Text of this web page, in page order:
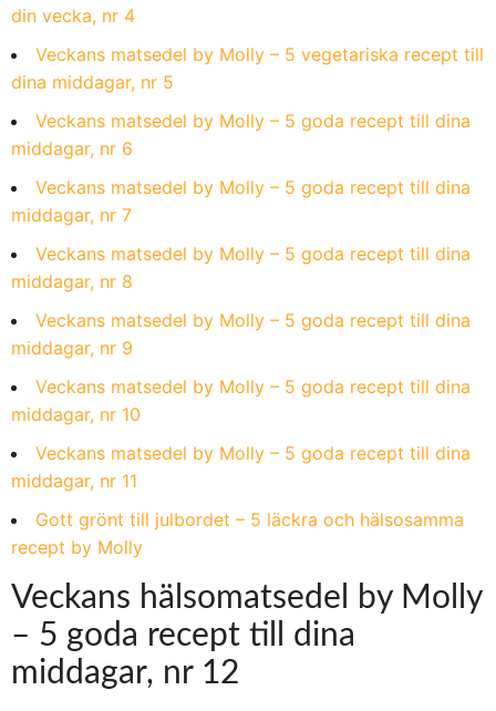
din vecka, nr 4
Veckans matsedel by Molly – 5 vegetariska recept till
dina middagar, nr 5
Veckans matsedel by Molly – 5 goda recept till dina
middagar, nr 6
Veckans matsedel by Molly – 5 goda recept till dina
middagar, nr 7
Veckans matsedel by Molly – 5 goda recept till dina
middagar, nr 8
Veckans matsedel by Molly – 5 goda recept till dina
middagar, nr 9
Veckans matsedel by Molly – 5 goda recept till dina
middagar, nr 10
Veckans matsedel by Molly – 5 goda recept till dina
middagar, nr 11
Gott grönt till julbordet – 5 läckra och hälsosamma
recept by Molly
Veckans hälsomatsedel by Molly
– 5 goda recept till dina
middagar, nr 12